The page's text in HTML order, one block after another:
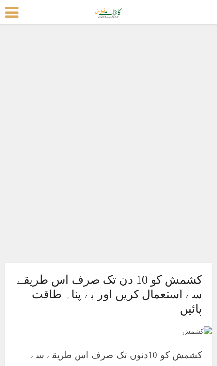
کشمش کو 10 دن تک صرف اس طریقے
سے استعمال کریں اور بے پناہ طاقت
پائیں
کشمش کو 10دنوں تک صرف اس طریقے سے